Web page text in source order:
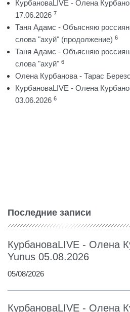
КурбановаLIVE - Олена
17.06.2026 7
Таня Адамс - Объясняю
слова "ахуй" (продолжение) 6
Таня Адамс - Объясняю
слова "ахуй" 6
Олена Курбанова - Тарас
КурбановаLIVE - Олена
03.06.2026 6
Последние записи
КурбановаLIVE - Олена
Yunus 05.08.2026
05/08/2026
КурбановаLIVE - Олена